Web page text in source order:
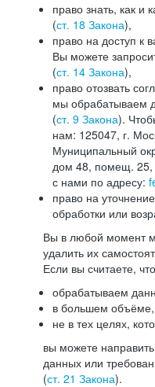
право знать, как
(ст. 18 Закона),
право на доступ
Вы можете
(ст. 14 Закона),
право отозвать
мы обрабатываем
(ст. 9 Закона).
нам: 125047, г.
Муниципальный
дом 48, помещ. 25,
с нами по адресу:
право на
обработки или
Вы в любой момент
удалить их
Если вы считаете,
обрабатываем
в большем объёме,
не в тех целях,
вы можете
данных или
(ст. 21 Закона).